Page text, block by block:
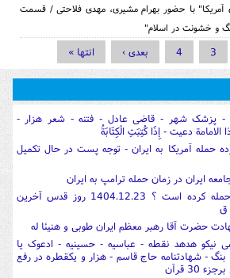
آمریکا" با حضور بهرام مشیری، مهدی فلاحتی / قسمت
و خشونت در اسلام"
3
4 بعدی › انتها »
- پزشک شهر - قاضی عادل - فتنه - شعر هزار -
دعیت - إِذَا كُتِبَتِ الْكِتَابَةُ
آمریکا به ایران - توجه پست در حال تکمیل
ایران در زمان حمله ترامپ به ایران
9. چرا ترامپ به ایران حمله کرده است ؟ 1404.12.23 روز قدس آخرین
حضرت آقا رهبر معظم ایران طوبی و هنیئا له
نیکو هدهد نقطه - عباسیه - حسینیه - ادعوک یا
- شهادتنامه حاج قاسم - هزار و یکقطره در رفع
قرآن